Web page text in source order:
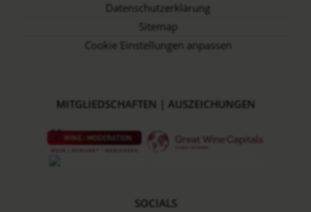
Datenschutz­erklärung
Sitemap
Cookie Einstellungen anpassen
MITGLIEDSCHAFTEN | AUSZEICHUNGEN
SOCIALS